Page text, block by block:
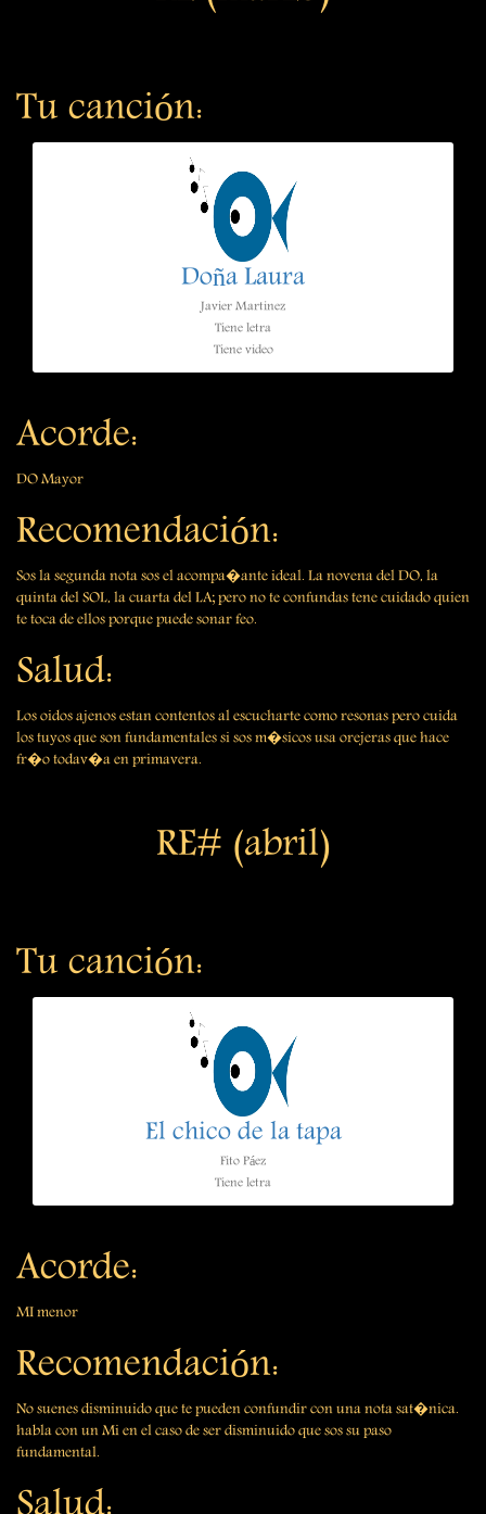
Tu canción:
Doña Laura
Javier Martinez
Tiene letra
Tiene video
Acorde:
DO Mayor
Recomendación:
Sos la segunda nota sos el acompa�ante ideal. La novena del DO, la
quinta del SOL, la cuarta del LA; pero no te confundas tene cuidado quien
te toca de ellos porque puede sonar feo.
Salud:
Los oidos ajenos estan contentos al escucharte como resonas pero cuida
los tuyos que son fundamentales si sos m�sicos usa orejeras que hace
fr�o todav�a en primavera.
RE# (abril)
Tu canción:
El chico de la tapa
Fito Páez
Tiene letra
Acorde:
MI menor
Recomendación:
No suenes disminuido que te pueden confundir con una nota sat�nica.
habla con un Mi en el caso de ser disminuido que sos su paso
fundamental.